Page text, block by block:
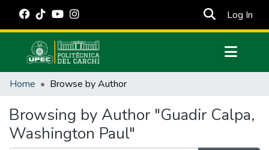
Log In
Communities & Collections
Estadísticas Externas
Manuales
Home Browse by Author
Browsing by Author "Guadir Calpa,
Washington Paul"